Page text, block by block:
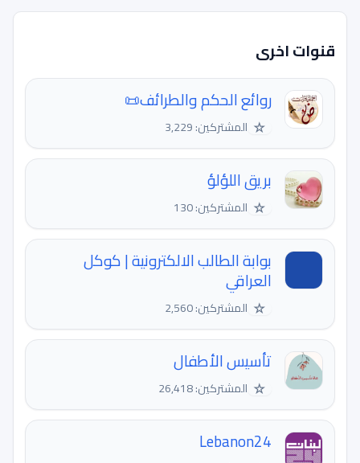
قنوات اخرى
روائع الحكم والطرائف📜
☆ المشتركين: 3,229
بريق اللؤلؤ
☆ المشتركين: 130
بوابة الطالب الالكترونية | كوكل
العراقي
☆ المشتركين: 2,560
تأسيس الأطفال
☆ المشتركين: 26,418
‎Lebanon24